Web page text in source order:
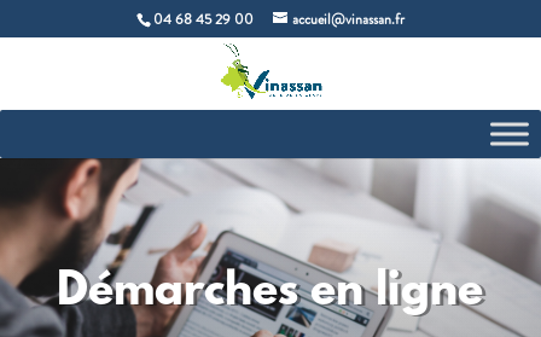
04 68 45 29 00 accueil@vinassan.fr
Démarches en ligne